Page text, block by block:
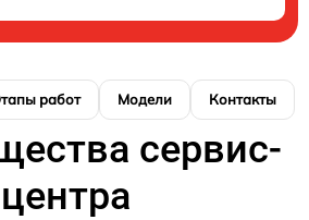
работ Модели Контакты
сервис-
центра